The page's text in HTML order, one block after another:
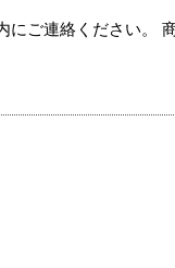
ご連絡ください。